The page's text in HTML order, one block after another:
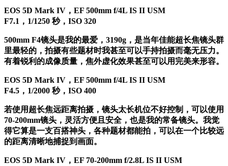
EOS 5D Mark IV，EF 500mm f/4L IS II USM
F7.1，1/1250 秒，ISO 320
500mm F4镜头是我的最爱，3190g，是当年佳能超长焦镜头群
里最轻的，拍摄有些题材时我甚至可以手持拍摄而毫无压力。
有着锐利的成像质量，焦外虚化效果甚至可以用完美来形容。
EOS 5D Mark IV，EF 500mm f/4L IS II USM
F4.5，1/2000 秒，ISO 400
若使用超长焦远距离拍摄，镜头太长机位不好控制，可以使用
70-200mm镜头，灵活方便且安全，也是我的常备镜头。我觉
得它算是一支百搭神头，各种题材都能拍，可以在一个比较远
的距离清晰地捕捉到画面。
EOS 5D Mark IV，EF 70-200mm f/2.8L IS II USM